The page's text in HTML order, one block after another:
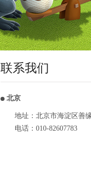
联系我们
北京
地址：北京市海淀区善
电话：010-82607783